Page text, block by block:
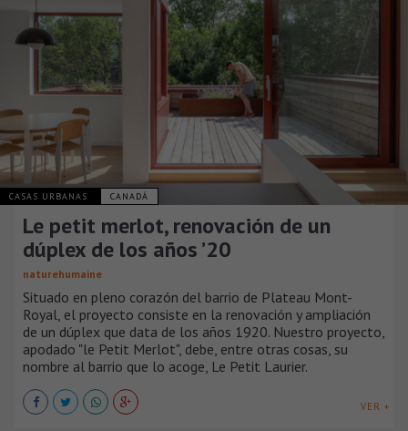
CASAS URBANAS CANADÁ
Le petit merlot, renovación de un
dúplex de los años ’20
naturehumaine
Situado en pleno corazón del barrio de Plateau Mont-
Royal, el proyecto consiste en la renovación y ampliación
de un dúplex que data de los años 1920. Nuestro proyecto,
apodado "le Petit Merlot", debe, entre otras cosas, su
nombre al barrio que lo acoge, Le Petit Laurier.
VER +